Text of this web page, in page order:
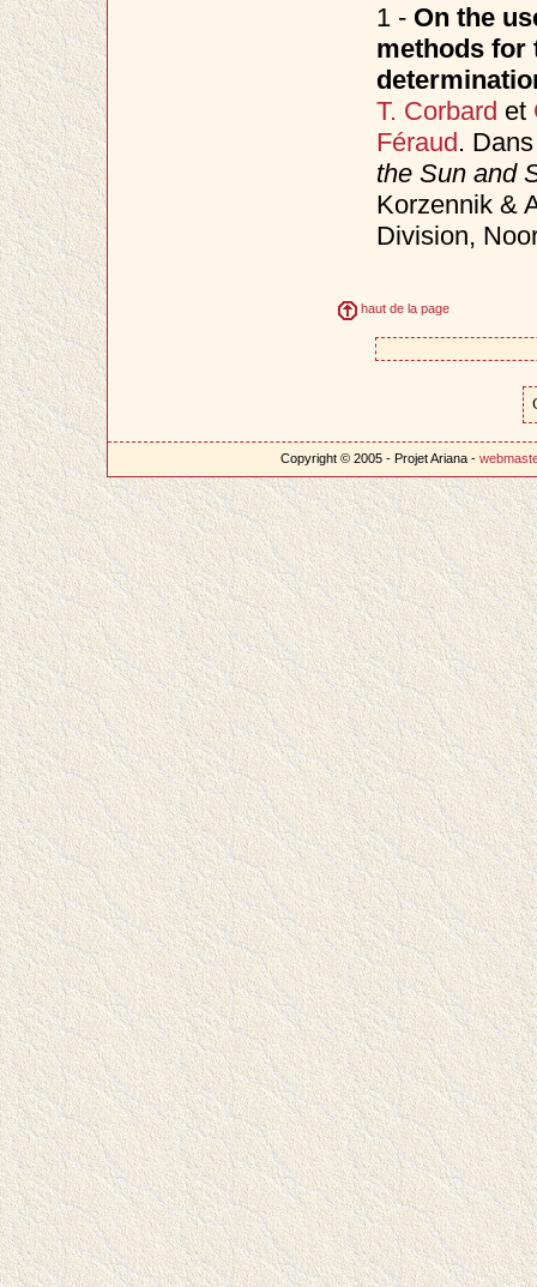
1 - On the
methods for
T. Corbard et
Féraud.
the Sun and
Korzennik &
Division,
haut de la page
Copyright © 2005 - Projet Ariana -